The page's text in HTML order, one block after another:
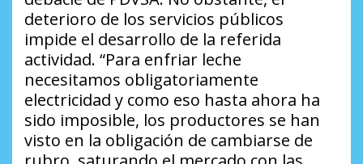
deterioro de los servicios públicos
impide el desarrollo de la referida
actividad. “Para enfriar leche
necesitamos obligatoriamente
electricidad y como eso hasta ahora ha
sido imposible, los productores se han
visto en la obligación de cambiarse de